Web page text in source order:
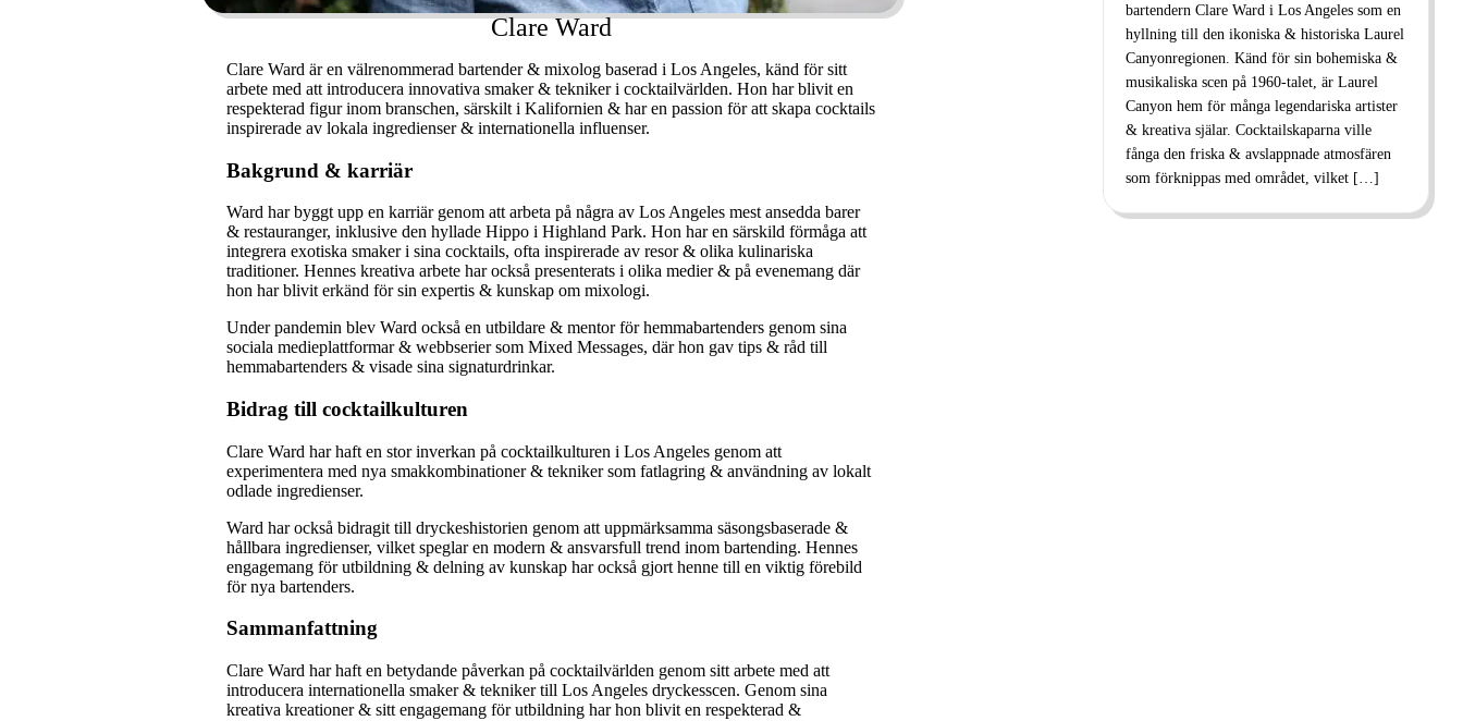
Clare Ward
Clare Ward är en välrenommerad bartender & mixolog baserad i Los Angeles, känd för sitt
arbete med att introducera innovativa smaker & tekniker i cocktailvärlden. Hon har blivit en
respekterad figur inom branschen, särskilt i Kalifornien & har en passion för att skapa cocktails
inspirerade av lokala ingredienser & internationella influenser.
Bakgrund & karriär
Ward har byggt upp en karriär genom att arbeta på några av Los Angeles mest ansedda barer
& restauranger, inklusive den hyllade Hippo i Highland Park. Hon har en särskild förmåga att
integrera exotiska smaker i sina cocktails, ofta inspirerade av resor & olika kulinariska
traditioner. Hennes kreativa arbete har också presenterats i olika medier & på evenemang där
hon har blivit erkänd för sin expertis & kunskap om mixologi.
Under pandemin blev Ward också en utbildare & mentor för hemmabartenders genom sina
sociala medieplattformar & webbserier som Mixed Messages, där hon gav tips & råd till
hemmabartenders & visade sina signaturdrinkar.
Bidrag till cocktailkulturen
Clare Ward har haft en stor inverkan på cocktailkulturen i Los Angeles genom att
experimentera med nya smakkombinationer & tekniker som fatlagring & användning av lokalt
odlade ingredienser.
Ward har också bidragit till dryckeshistorien genom att uppmärksamma säsongsbaserade &
hållbara ingredienser, vilket speglar en modern & ansvarsfull trend inom bartending. Hennes
engagemang för utbildning & delning av kunskap har också gjort henne till en viktig förebild
för nya bartenders.
Sammanfattning
Clare Ward har haft en betydande påverkan på cocktailvärlden genom sitt arbete med att
introducera internationella smaker & tekniker till Los Angeles dryckesscen. Genom sina
kreativa kreationer & sitt engagemang för utbildning har hon blivit en respekterad &
bartendern Clare Ward i Los Angeles som en
hyllning till den ikoniska & historiska Laurel
Canyonregionen. Känd för sin bohemiska &
musikaliska scen på 1960-talet, är Laurel
Canyon hem för många legendariska artister
& kreativa själar. Cocktailskaparna ville
fånga den friska & avslappnade atmosfären
som förknippas med området, vilket […]